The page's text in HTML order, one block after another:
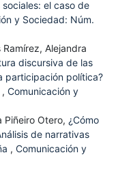
el caso de
y Sociedad: Núm.
Alejandra
discursiva de las
participación política?
, Comunicación y
Piñeiro Otero, ¿Cómo
de narrativas
, Comunicación y